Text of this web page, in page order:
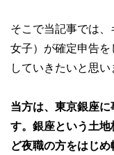
そこで当記事では
女子）が確定申告
していきたいと思い
当方は、東京銀座
す。銀座という土
ど夜職の方をはじ